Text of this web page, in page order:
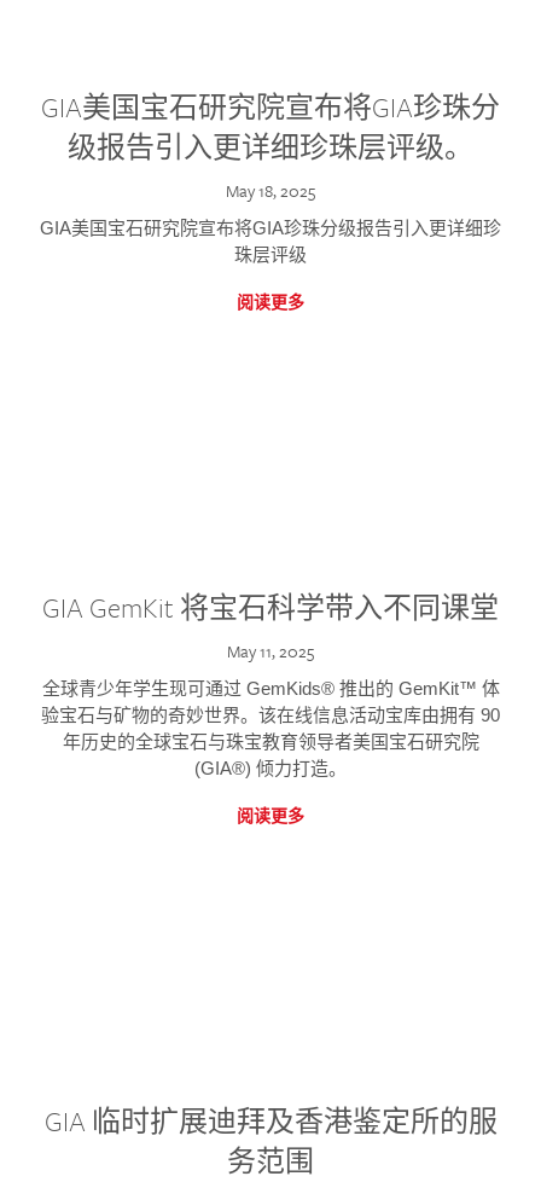
GIA美国宝石研究院宣布将GIA珍珠分
级报告引入更详细珍珠层评级。
May 18, 2025
GIA美国宝石研究院宣布将GIA珍珠分级报告引入更详细珍
珠层评级
阅读更多
GIA GemKit 将宝石科学带入不同课堂
May 11, 2025
全球青少年学生现可通过 GemKids® 推出的 GemKit™ 体
验宝石与矿物的奇妙世界。该在线信息活动宝库由拥有 90
年历史的全球宝石与珠宝教育领导者美国宝石研究院
(GIA®) 倾力打造。
阅读更多
GIA 临时扩展迪拜及香港鉴定所的服
务范围